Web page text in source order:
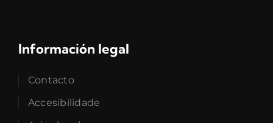
Información legal
Contacto
Accesibilidade